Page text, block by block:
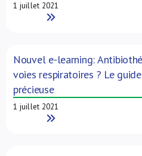
1 juillet 2021
Read More
Nouvel e-learning:
voies respiratoires ? Le
précieuse
1 juillet 2021
Read More